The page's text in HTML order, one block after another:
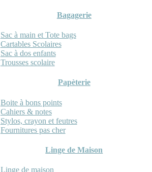
Bagagerie
Sac à main et Tote bags
Cartables Scolaires
Sac à dos enfants
Trousses scolaire
Papèterie
Boite à bons points
Cahiers & notes
Stylos, crayon et feutres
Fournitures pas cher
Linge de Maison
Linge de maison